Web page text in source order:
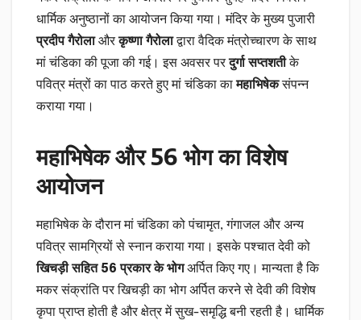
धार्मिक अनुष्ठानों का आयोजन किया गया। मंदिर के मुख्य पुजारी
प्रदीप गैरोलाऔरकृष्णा गैरोलाद्वारा वैदिक मंत्रोच्चारण के साथ
मां चंडिका की पूजा की गई। इस अवसर परदुर्गा सप्तशतीके
पवित्र मंत्रों का पाठ करते हुए मां चंडिका कामहाभिषेकसंपन्न
कराया गया।
महाभिषेक और 56 भोग का विशेष
आयोजन
महाभिषेक के दौरान मां चंडिका को पंचामृत, गंगाजल और अन्य
पवित्र सामग्रियों से स्नान कराया गया। इसके पश्चात देवी को
खिचड़ी सहित 56 प्रकार के भोगअर्पित किए गए। मान्यता है कि
मकर संक्रांति पर खिचड़ी का भोग अर्पित करने से देवी की विशेष
कृपा प्राप्त होती है और क्षेत्र में सुख-समृद्धि बनी रहती है। धार्मिक